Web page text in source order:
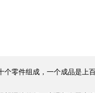
个零件组成，一个成品是上